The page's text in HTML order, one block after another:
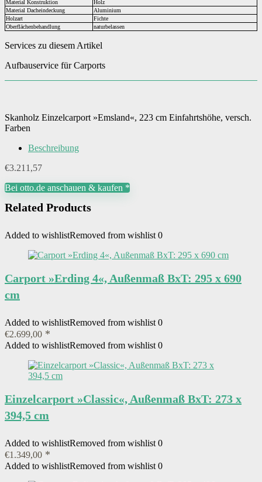
Material Konstruktion
Holz
Material Dacheindeckung
Aluminium
Holzart
Fichte
Oberflächenbehandlung
naturbelassen
Services zu diesem Artikel
Aufbauservice für Carports
Skanholz Einzelcarport »Emsland«, 223 cm Einfahrtshöhe, versch.
Farben
Beschreibung
€3.211,57
Bei otto.de anschauen & kaufen *
Related Products
Added to wishlistRemoved from wishlist 0
Carport »Erding 4«, Außenmaß BxT: 295 x 690
cm
Added to wishlistRemoved from wishlist 0
€2.699,00
Added to wishlistRemoved from wishlist 0
Einzelcarport »Classic«, Außenmaß BxT: 273 x
394,5 cm
Added to wishlistRemoved from wishlist 0
€1.349,00
Added to wishlistRemoved from wishlist 0